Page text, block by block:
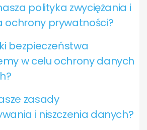
polityka zwyciężania i
ochrony prywatności?
bezpieczeństwa
w celu ochrony danych
zasady
i niszczenia danych?